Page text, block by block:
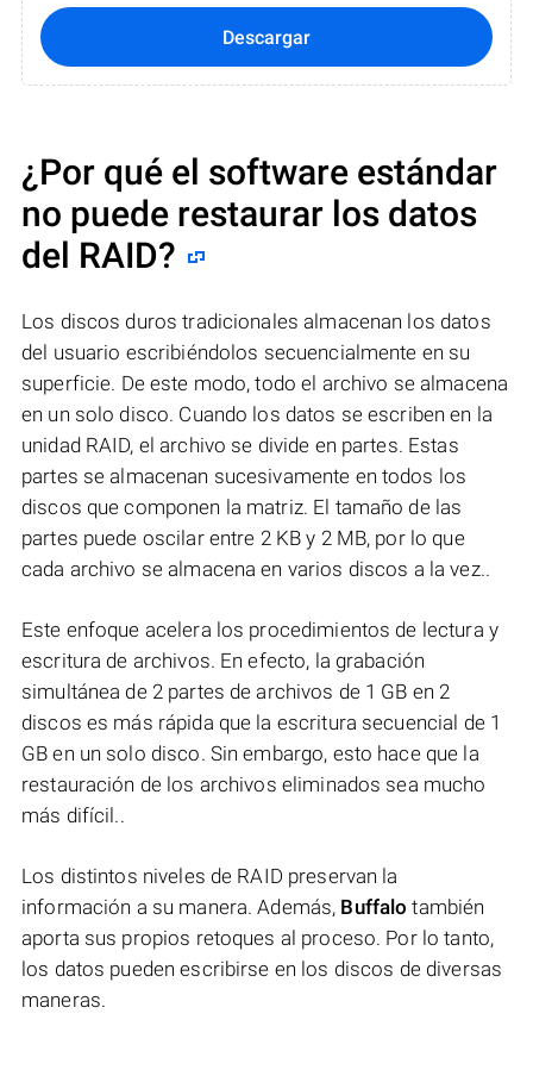
Descargar
¿Por qué el software estándar
no puede restaurar los datos
del RAID?
Los discos duros tradicionales almacenan los datos
del usuario escribiéndolos secuencialmente en su
superficie. De este modo, todo el archivo se almacena
en un solo disco. Cuando los datos se escriben en la
unidad RAID, el archivo se divide en partes. Estas
partes se almacenan sucesivamente en todos los
discos que componen la matriz. El tamaño de las
partes puede oscilar entre 2 KB y 2 MB, por lo que
cada archivo se almacena en varios discos a la vez..
Este enfoque acelera los procedimientos de lectura y
escritura de archivos. En efecto, la grabación
simultánea de 2 partes de archivos de 1 GB en 2
discos es más rápida que la escritura secuencial de 1
GB en un solo disco. Sin embargo, esto hace que la
restauración de los archivos eliminados sea mucho
más difícil..
Los distintos niveles de RAID preservan la
información a su manera. Además, Buffalo también
aporta sus propios retoques al proceso. Por lo tanto,
los datos pueden escribirse en los discos de diversas
maneras.